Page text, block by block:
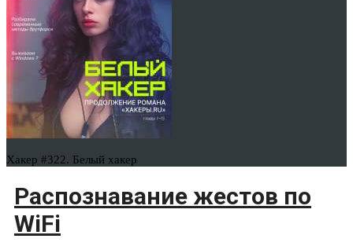
Хакер #322. Белый хакер
Распознавание жестов по
WiFi